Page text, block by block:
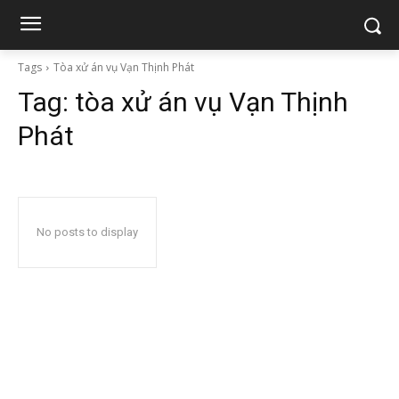
Tags Tòa xử án vụ Vạn Thịnh Phát
Tag: tòa xử án vụ Vạn Thịnh
Phát
No posts to display